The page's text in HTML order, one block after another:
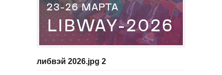
либвэй 2026.jpg 2